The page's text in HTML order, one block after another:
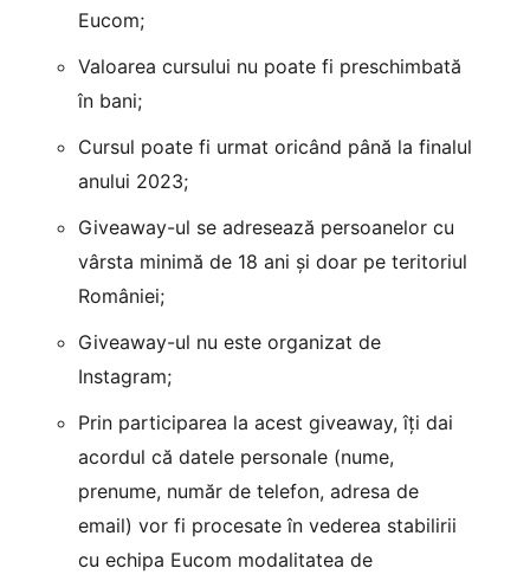
Eucom;
Valoarea cursului nu poate fi preschimbată
în bani;
Cursul poate fi urmat oricând până la finalul
anului 2023;
Giveaway-ul se adresează persoanelor cu
vârsta minimă de 18 ani și doar pe teritoriul
României;
Giveaway-ul nu este organizat de
Instagram;
Prin participarea la acest giveaway, îți dai
acordul că datele personale (nume,
prenume, număr de telefon, adresa de
email) vor fi procesate în vederea stabilirii
cu echipa Eucom modalitatea de